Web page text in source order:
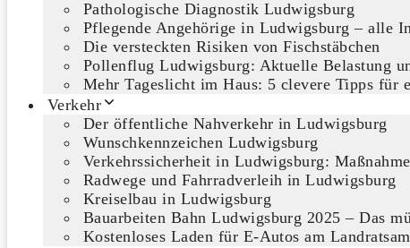
Pathologische Diagnostik Ludwigsburg
Pflegende Angehörige in Ludwigsburg – alle
Die versteckten Risiken von Fischstäbchen
Pollenflug Ludwigsburg: Aktuelle Belastung
Mehr Tageslicht im Haus: 5 clevere Tipps für
Verkehr
Der öffentliche Nahverkehr in Ludwigsburg
Wunschkennzeichen Ludwigsburg
Verkehrssicherheit in Ludwigsburg:
Radwege und Fahrradverleih in Ludwigsburg
Kreiselbau in Ludwigsburg
Bauarbeiten Bahn Ludwigsburg 2025 – Das
Kostenloses Laden für E-Autos am